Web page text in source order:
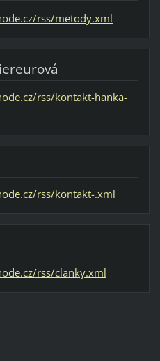
rss/metody.xml
rss/kontakt-hanka-
rss/kontakt-.xml
rss/clanky.xml